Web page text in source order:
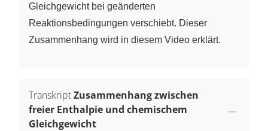
Gleichgewicht bei geänderten
Reaktionsbedingungen verschiebt. Dieser
Zusammenhang wird in diesem Video erklärt.
TranskriptZusammenhang zwischen
freier Enthalpie und chemischem
Gleichgewicht